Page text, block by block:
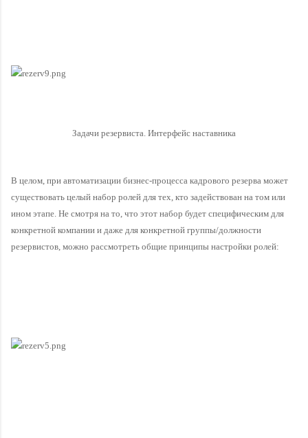
Задачи резервиста. Интерфейс наставника
В целом, при автоматизации бизнес-процесса кадрового резерва может
существовать целый набор ролей для тех, кто задействован на том или
ином этапе. Не смотря на то, что этот набор будет специфическим для
конкретной компании и даже для конкретной группы/должности
резервистов, можно рассмотреть общие принципы настройки ролей: